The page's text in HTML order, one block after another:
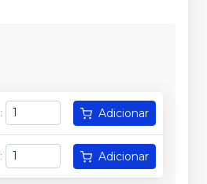
: Adicionar
: Adicionar